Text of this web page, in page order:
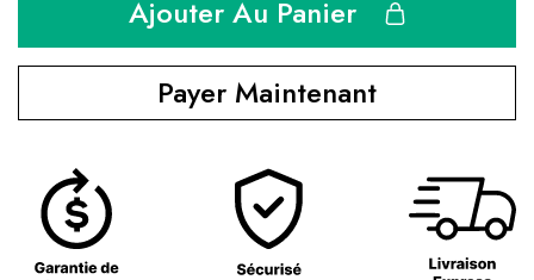
Ajouter Au Panier
Payer Maintenant